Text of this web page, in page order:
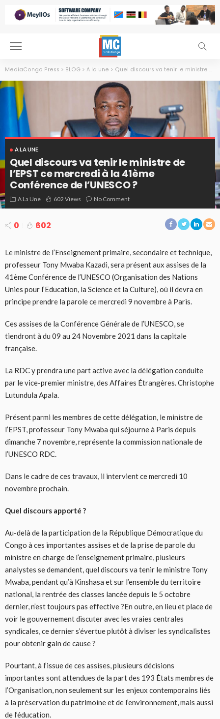
MediaCongo Press > BLOG > A la une > Quel discours va tenir le ministre de l’EPST ce mercredi à la 41ème Conférence de l’UNESCO ?
A LA UNE
Quel discours va tenir le ministre de
l’EPST ce mercredi à la 41ème
Conférence de l’UNESCO ?
A La Une 602 Views No Comment
0 602
Le ministre de l’Enseignement primaire, secondaire et technique,
professeur Tony Mwaba Kazadi, sera présent aux assises de la
41ème Conférence de l’UNESCO (Organisation des Nations
Unies pour l’Education, la Science et la Culture), où il devra en
principe prendre la parole ce mercredi 9 novembre à Paris.
Ces assises de la Conférence Générale de l’UNESCO, se
tiendront à du 09 au 24 Novembre 2021 dans la capitale
française.
La RDC y prendra une part active avec la délégation conduite
par le vice-premier ministre, des Affaires Étrangères. Christophe
Lutundula Apala.
Présent parmi les membres de cette délégation, le ministre de
l’EPST, professeur Tony Mwaba qui séjourne à Paris depuis
dimanche 7 novembre, représente la commission nationale de
l’UNESCO RDC.
Dans le cadre de ces travaux, il intervient ce mercredi 10
novembre prochain.
Quel discours apporté ?
Au-delà de la participation de la République Démocratique du
Congo à ces importantes assises et de la prise de parole du
ministre en charge de l’enseignement primaire, plusieurs
analystes se demandent, quel discours va tenir le ministre Tony
Mwaba, pendant qu’à Kinshasa et sur l’ensemble du territoire
national, la rentrée des classes lancée depuis le 5 octobre
dernier, n’est toujours pas effective ?En outre, en lieu et place de
voir le gouvernement discuter avec les vraies centrales
syndicales, ce dernier s’évertue plutôt à diviser les syndicalistes
pour obtenir gain de cause ?
Pourtant, à l’issue de ces assises, plusieurs décisions
importantes sont attendues de la part des 193 États membres de
l’Organisation, non seulement sur les enjeux contemporains liés
à la préservation du patrimoine et de l’environnement, mais aussi
de l’éducation.